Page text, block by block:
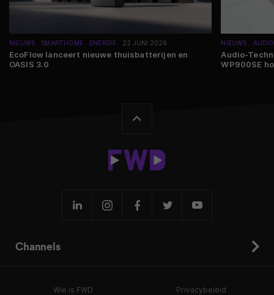
NIEUWS SMARTHOME ENERGIE 22 JUNI 2026
EcoFlow lanceert nieuwe thuisbatterijen en
OASIS 3.0
NIEUWS AUDIO
Audio-
WP900SE
Channels
Wie is FWD Privacybeleid